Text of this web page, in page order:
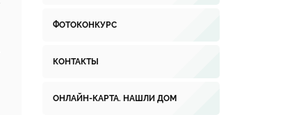
ФОТОКОНКУРС
КОНТАКТЫ
ОНЛАЙН-КАРТА. НАШЛИ ДОМ